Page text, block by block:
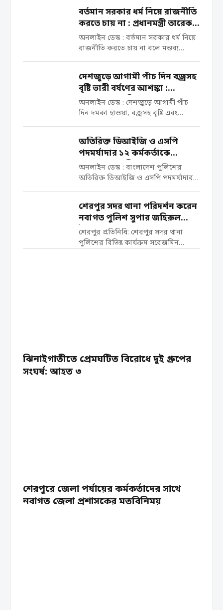
ঘণ্টাব্যাপী চলা এই সভায় সাধারন শ্রমিকরা বর্তমান
পরিস্থিতির ওপর ক্ষোভ প্রকাশ করেন। সভায় উপস্থিত সকল
শ্রমিক সর্বসম্মতিক্রমে বেশ কিছু গুরুত্বপূর্ণ দাবি উত্থাপন
করেন। অবিলম্বে শ্রমিকদের সাধারণ সভা আয়োজন করতে
হবে। নির্বাচনের সুনির্দিষ্ট তারিখ দ্রুত ঘোষণা করতে হবে।
ফ্যাসিস্ট সরকারের…
বর্তমান সরকার ধর্ম নিয়ে রাজনীতি
করতে চায় না : প্রধানমন্ত্রী তারেক
রহমান
অনলাইন ডেস্ক : বর্তমান সরকার ধর্ম নিয়ে
রাজনীতি করতে চায় না বলে মন্তব্য
করেছেন প্রধানমন্ত্রী তারেক রহমান। তিনি
বলেন, ধর্মকে রাজনৈতিক স্বার্থে আমরা
ব্যবহার করতে চাই না, অতীতেও আমরা
তা করিনি। বৃহস্পতিবার সচিবালয়ে
মন্ত্রিপরিষদ বিভাগের...
দেশজুড়ে আগামী পাঁচ দিন বজ্রসহ
বৃষ্টি ভারী বর্ষণের আশঙ্কা :
আবহাওয়া অধিদপ্তর
অনলাইন ডেস্ক : দেশজুড়ে আগামী পাঁচ
দিন দমকা হাওয়া, বজ্রসহ বৃষ্টি এবং
কোথাও কোথাও অতি ভারী বর্ষণের
আশঙ্কা জানিয়েছে বাংলাদেশ আবহাওয়া
অধিদপ্তর। বৃহস্পতিবার (৩০ এপ্রিল) সকাল
৯টা থেকে পরবর্তী ১২০ ঘণ্টার পূর্বাভাসে
বলা হয়েছে, এই...
অতিরিক্ত ডিআইজি ও এসপি
পদমর্যাদার ১২ কর্মকর্তাকে
একযোগে বদলি
অনলাইন ডেস্ক : বাংলাদেশ পুলিশের
অতিরিক্ত ডিআইজি ও এসপি পদমর্যাদার
১২ কর্মকর্তাকে একযোগে বদলি করা
হয়েছে। বৃহস্পতিবার আলাদা
প্রজ্ঞাপনে তাদের বদলি করা হয়। জনস্বার্থে
জারি করা এ আদেশ অবিলম্বে কার্যকর
হবে বলেও জানানো হয়েছে। প্রজ্ঞাপনে বলা
হয়েছে-...
শেরপুর সদর থানা পরিদর্শন করেন
নবাগত পুলিশ সুপার জহিরুল
ইসলাম
শেরপুর প্রতিনিধি: শেরপুর সদর থানা
পুলিশের বিভিন্ন কার্যক্রম সরেজমিন
ঝিনাইগাতীতে প্রেমঘটিত বিরোধে দুই গ্রুপের
সংঘর্ষ: আহত ৩
শেরপুরে জেলা পর্যায়ের কর্মকর্তাদের সাথে
নবাগত জেলা প্রশাসকের মতবিনিময়